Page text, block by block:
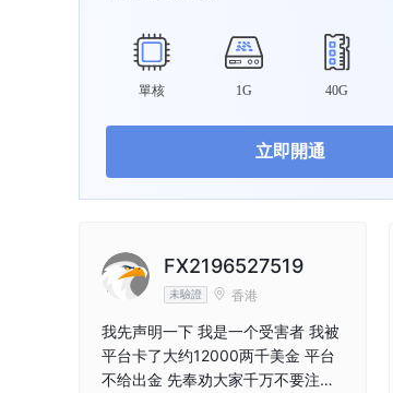
單核 1G 40G
立即開通
FX2196527519
未驗證 香港
我先声明一下 我是一个受害者 我被
平台卡了大约12000两千美金 平台
不给出金 先奉劝大家千万不要注册